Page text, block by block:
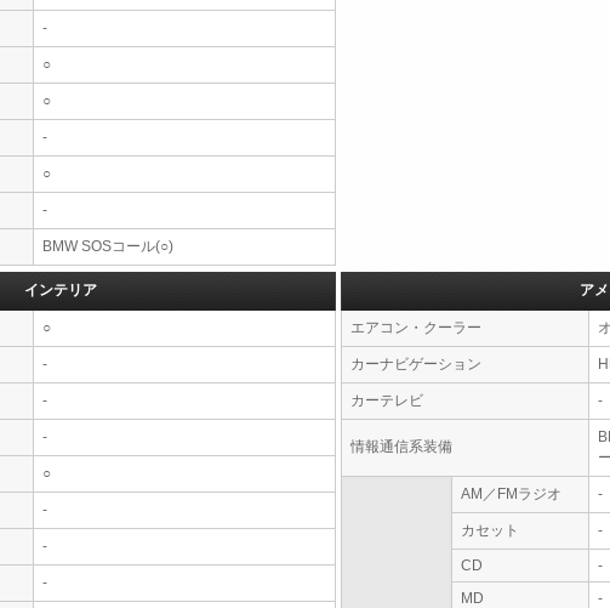
-
○
○
-
○
-
BMW SOSコール(○)
インテリア
○
-
-
-
○
-
-
-
ア
エアコン・クーラー
カーナビゲーション
カーテレビ -
情報通信系装備
AM／FMラジオ -
カセット -
CD
-
MD
-